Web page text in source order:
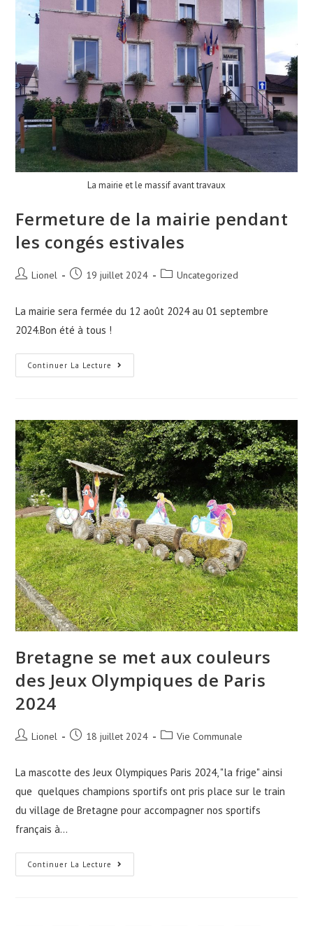
La mairie et le massif avant travaux
Fermeture de la mairie pendant
les congés estivales
Auteur/autrice
publication :
Lionel
Publication
19 juillet 2024
PostUncategorized
La mairie sera fermée du 12 août 2024 au 01 septembre
2024.Bon été à tous !
Continuer La Lecture Fermeture
De
Congés
Estivales
Bretagne se met aux couleurs
des Jeux Olympiques de Paris
2024
Auteur/autrice
publication :
Lionel
Publication
18 juillet 2024
PostVie Communale
La mascotte des Jeux Olympiques Paris 2024, "la frige" ainsi
que quelques champions sportifs ont pris place sur le train
du village de Bretagne pour accompagner nos sportifs
français à…
Continuer La Lecture Bretagne
Se